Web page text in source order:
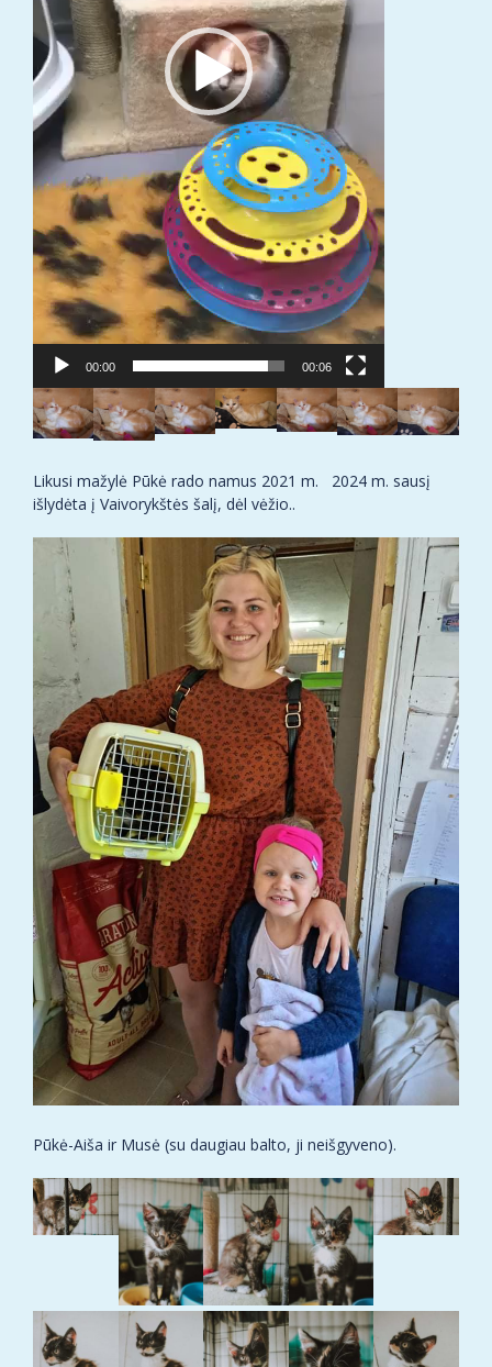
00:00 00:06
Likusi mažylė Pūkė rado namus 2021 m. 2024 m. sausį
išlydėta į Vaivorykštės šalį, dėl vėžio..
Pūkė-Aiša ir Musė (su daugiau balto, ji neišgyveno).